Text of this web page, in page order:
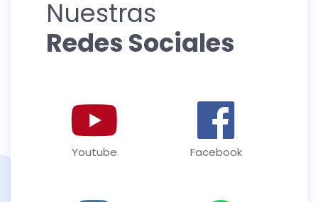
Nuestras
Redes Sociales
Youtube Facebook